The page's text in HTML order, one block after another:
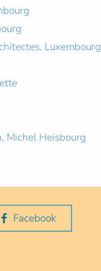
Luxembourg
Michel Heisbourg
Facebook